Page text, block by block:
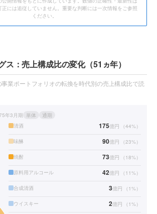
には追従していません。重要な判断には一次情報をご参照
ください。
ス：売上構成比の変化（51ヵ年）
業ポートフォリオの転換を時代別の売上構成比で読
年3月期 単体
通期
清酒
175億円 （44%）
味醂 90億円 （23%）
焼酎 73億円 （ 18%）
原料用アルコール 42億円 （ 11%）
合成清酒 3億円 （ 1%）
ウイスキー 2億円 （ 1%）